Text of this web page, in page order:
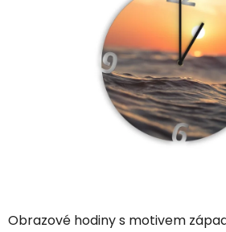
Obrazové hodiny s motivem